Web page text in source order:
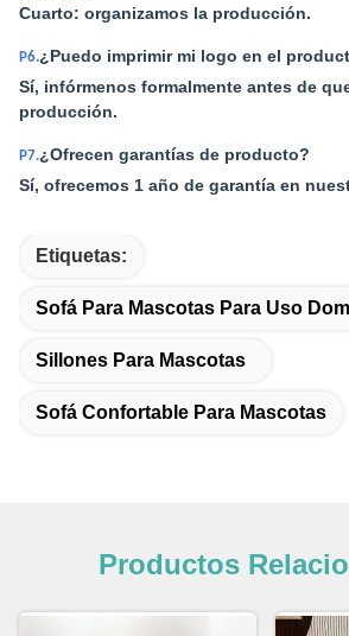
Cuarto: organizamos la producción.
P6.¿Puedo imprimir mi logo en el
Sí, infórmenos formalmente antes de
producción.
P7.¿Ofrecen garantías de producto?
Sí, ofrecemos 1 año de garantía en
Etiquetas:
Sofá Para Mascotas Para Uso
Sillones Para Mascotas
Sofá Confortable Para Mascotas
Productos